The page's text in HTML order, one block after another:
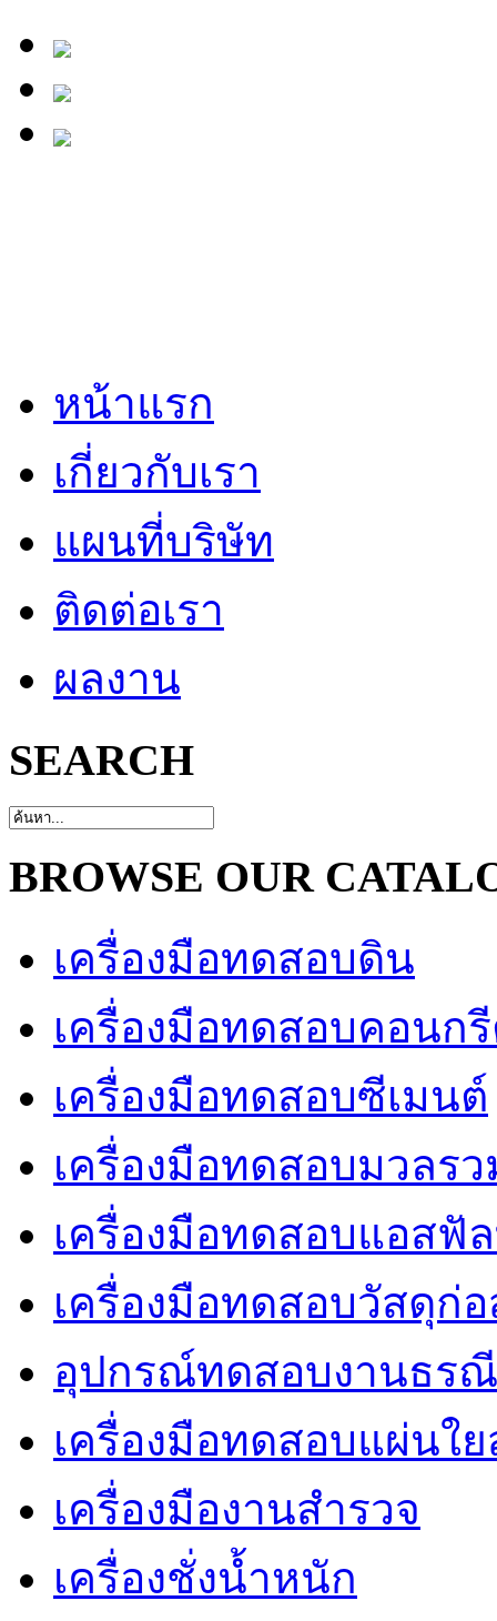
หน้าแรก
เกี่ยวกับเรา
แผนที่บริษัท
ติดต่อเรา
ผลงาน
SEARCH
BROWSE OUR
เครื่องมือทดสอบดิน
เครื่องมือทดสอบคอนก
เครื่องมือทดสอบซีเมนต์
เครื่องมือทดสอบมวลร
เครื่องมือทดสอบแอสฟั
เครื่องมือทดสอบวัสดุก่อ
อุปกรณ์ทดสอบงานธรณี
เครื่องมือทดสอบแผ่นใย
เครื่องมืองานสำรวจ
เครื่องชั่งน้ำหนัก